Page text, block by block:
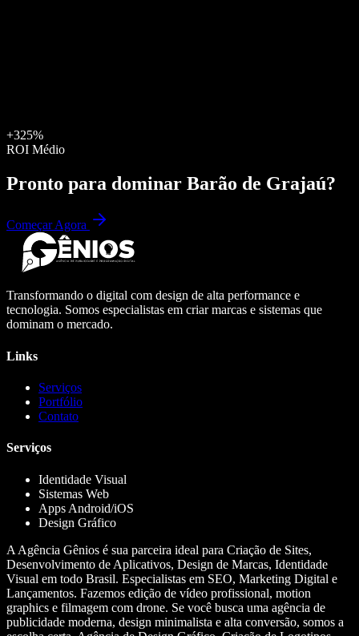
+325%
ROI Médio
Pronto para dominar Barão de Grajaú?
Começar Agora
Transformando o digital com design de alta performance e
tecnologia. Somos especialistas em criar marcas e sistemas que
dominam o mercado.
Links
Serviços
Portfólio
Contato
Serviços
Identidade Visual
Sistemas Web
Apps Android/iOS
Design Gráfico
A Agência Gênios é sua parceira ideal para Criação de Sites,
Desenvolvimento de Aplicativos, Design de Marcas, Identidade
Visual em todo Brasil. Especialistas em SEO, Marketing Digital e
Lançamentos. Fazemos edição de vídeo profissional, motion
graphics e filmagem com drone. Se você busca uma agência de
publicidade moderna, design minimalista e alta conversão, somos a